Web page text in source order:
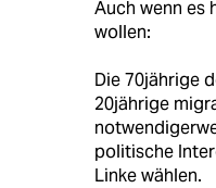
Auch wenn es
wollen:
Die 70jährige
20jährige
politische
Linke wählen.